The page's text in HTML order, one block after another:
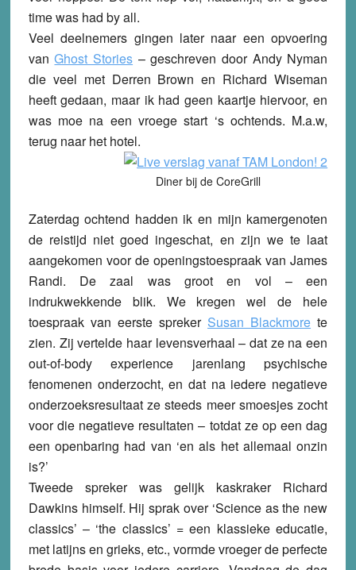
time was had by all.
Veel deelnemers gingen later naar een opvoering
vanGhost Stories – geschreven door Andy Nyman
die veel met Derren Brown en Richard Wiseman
heeft gedaan, maar ik had geen kaartje hiervoor, en
was moe na een vroege start ‘s ochtends. M.a.w,
terug naar het hotel.
Diner bij de CoreGrill
Zaterdag ochtend hadden ik en mijn kamergenoten
de reistijd niet goed ingeschat, en zijn we te laat
aangekomen voor de openingstoespraak van James
Randi. De zaal was groot en vol – een
indrukwekkende blik. We kregen wel de hele
toespraak van eerste spreker Susan Blackmore te
zien. Zij vertelde haar levensverhaal – dat ze na een
out-of-body experience jarenlang psychische
fenomenen onderzocht, en dat na iedere negatieve
onderzoeksresultaat ze steeds meer smoesjes zocht
voor die negatieve resultaten – totdat ze op een dag
een openbaring had van ‘en als het allemaal onzin
is?’
Tweede spreker was gelijk kaskraker Richard
Dawkins himself. Hij sprak over ‘Science as the new
classics’ – ‘the classics’ = een klassieke educatie,
met latijns en grieks, etc., vormde vroeger de perfecte